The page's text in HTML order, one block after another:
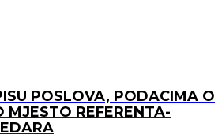
POSLOVA, PODACIMA O
MJESTO REFERENTA-